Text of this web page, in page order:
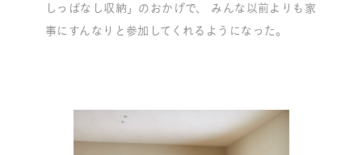
しっぱなし収納」のおかげで、 みんな以前よりも家
事にすんなりと参加してくれるようになった。